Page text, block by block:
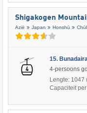
Shigakogen
Azië Japan Honshū
15.
4-persoons
Lengte: 1047
Capaciteit